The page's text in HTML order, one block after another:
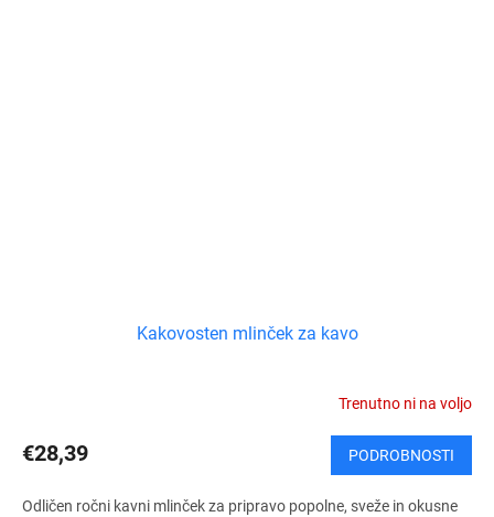
Kakovosten mlinček za kavo
Trenutno ni na voljo
€28,39 PODROBNOSTI
Odličen ročni kavni mlinček za pripravo popolne, sveže in okusne